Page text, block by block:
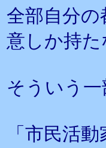
全部自分
意しか持た
そういう
「市民活